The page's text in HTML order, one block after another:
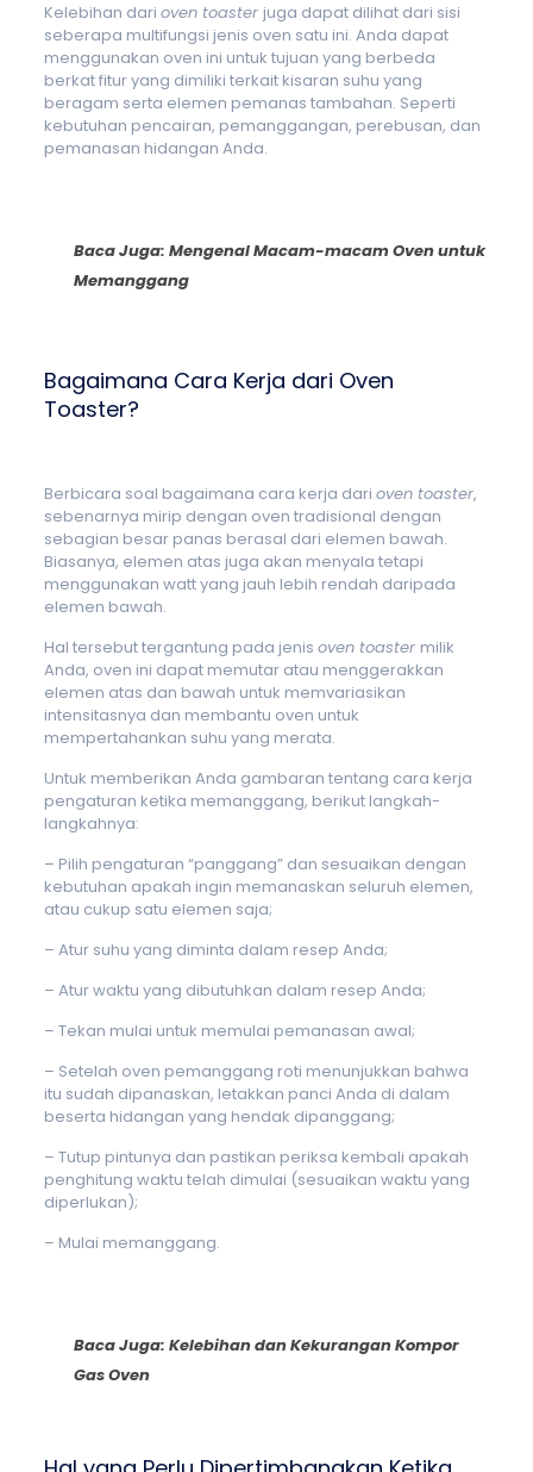
Kelebihan dari oven toaster juga dapat dilihat dari sisi
seberapa multifungsi jenis oven satu ini. Anda dapat
menggunakan oven ini untuk tujuan yang berbeda
berkat fitur yang dimiliki terkait kisaran suhu yang
beragam serta elemen pemanas tambahan. Seperti
kebutuhan pencairan, pemanggangan, perebusan, dan
pemanasan hidangan Anda.
Baca Juga: Mengenal Macam-macam Oven untuk
Memanggang
Bagaimana Cara Kerja dari Oven
Toaster?
Berbicara soal bagaimana cara kerja dari oven toaster,
sebenarnya mirip dengan oven tradisional dengan
sebagian besar panas berasal dari elemen bawah.
Biasanya, elemen atas juga akan menyala tetapi
menggunakan watt yang jauh lebih rendah daripada
elemen bawah.
Hal tersebut tergantung pada jenis oven toaster milik
Anda, oven ini dapat memutar atau menggerakkan
elemen atas dan bawah untuk memvariasikan
intensitasnya dan membantu oven untuk
mempertahankan suhu yang merata.
Untuk memberikan Anda gambaran tentang cara kerja
pengaturan ketika memanggang, berikut langkah-
langkahnya:
– Pilih pengaturan “panggang” dan sesuaikan dengan
kebutuhan apakah ingin memanaskan seluruh elemen,
atau cukup satu elemen saja;
– Atur suhu yang diminta dalam resep Anda;
– Atur waktu yang dibutuhkan dalam resep Anda;
– Tekan mulai untuk memulai pemanasan awal;
– Setelah oven pemanggang roti menunjukkan bahwa
itu sudah dipanaskan, letakkan panci Anda di dalam
beserta hidangan yang hendak dipanggang;
– Tutup pintunya dan pastikan periksa kembali apakah
penghitung waktu telah dimulai (sesuaikan waktu yang
diperlukan);
– Mulai memanggang.
Baca Juga: Kelebihan dan Kekurangan Kompor
Gas Oven